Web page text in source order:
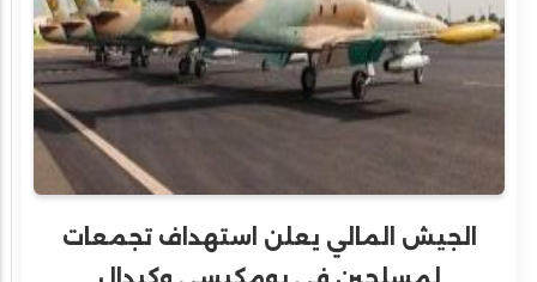
الجيش المالي يعلن استهداف تجمعات